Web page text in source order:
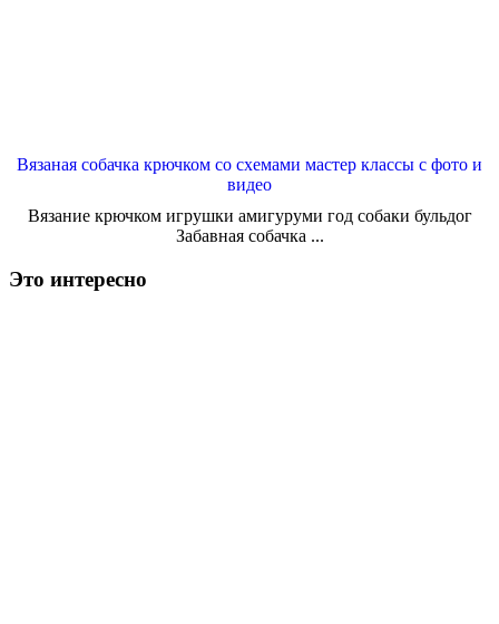
Вязаная собачка крючком со схемами мастер классы с фото и
видео
Вязание крючком игрушки амигуруми год собаки бульдог
Забавная собачка ...
Это интересно